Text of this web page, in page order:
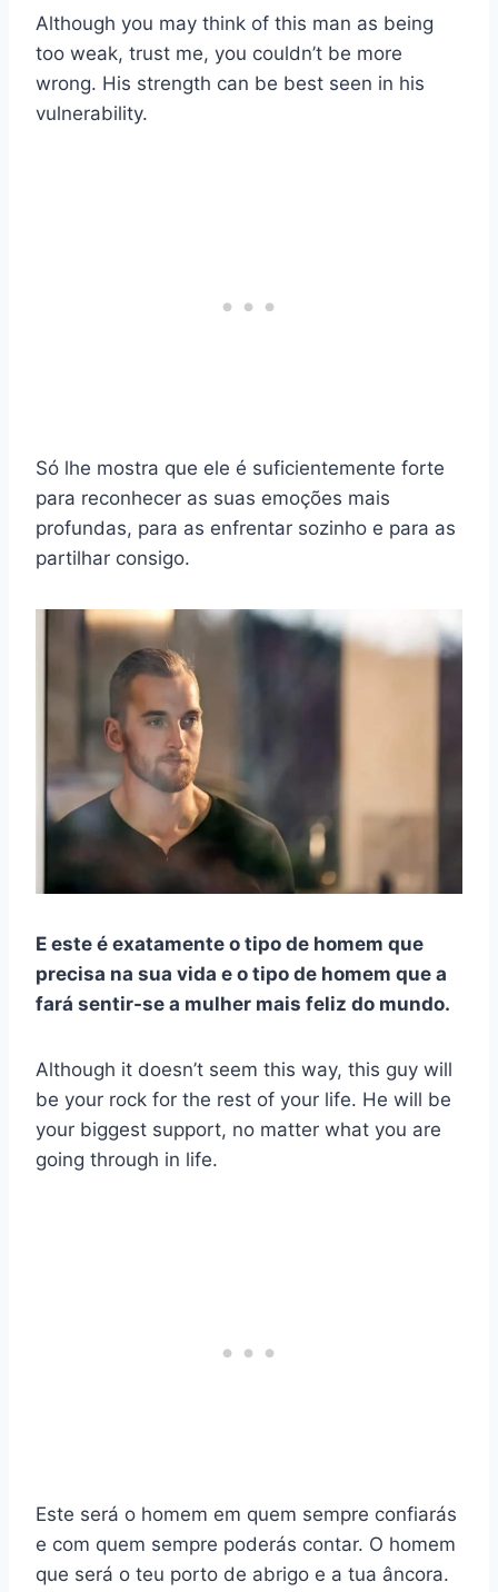
Although you may think of this man as being
too weak, trust me, you couldn’t be more
wrong. His strength can be best seen in his
vulnerability.
Só lhe mostra que ele é suficientemente forte
para reconhecer as suas emoções mais
profundas, para as enfrentar sozinho e para as
partilhar consigo.
E este é exatamente o tipo de homem que
precisa na sua vida e o tipo de homem que a
fará sentir-se a mulher mais feliz do mundo.
Although it doesn’t seem this way, this guy will
be your rock for the rest of your life. He will be
your biggest support, no matter what you are
going through in life.
Este será o homem em quem sempre confiarás
e com quem sempre poderás contar. O homem
que será o teu porto de abrigo e a tua âncora.